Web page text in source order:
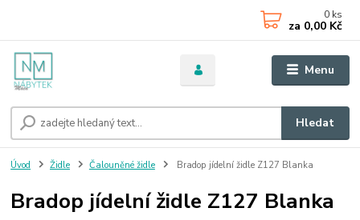
Menu
Hledat
0 ks
za 0,00 Kč
Úvod Židle Čalouněné židle Bradop jídelní židle Z127 Blanka
Bradop jídelní židle Z127 Blanka